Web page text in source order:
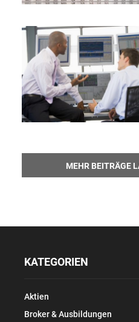
MEHR BEITRÄGE
KATEGORIEN
Aktien
Broker & Ausbildungen